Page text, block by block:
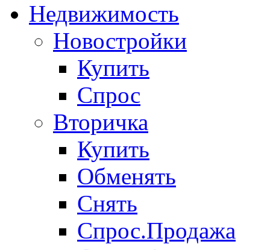
Недвижимость
Новостройки
Купить
Спрос
Вторичка
Купить
Обменять
Снять
Спрос.Продажа